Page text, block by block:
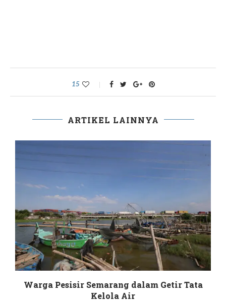
15
ARTIKEL LAINNYA
Warga Pesisir Semarang dalam Getir Tata
Kelola Air